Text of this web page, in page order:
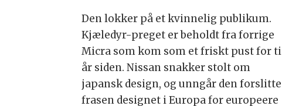
Den lokker på et kvinnelig publikum.
Kjæledyr-preget er beholdt fra forrige
Micra som kom som et friskt pust for ti
år siden. Nissan snakker stolt om
japansk design, og unngår den forslitte
frasen designet i Europa for europeere